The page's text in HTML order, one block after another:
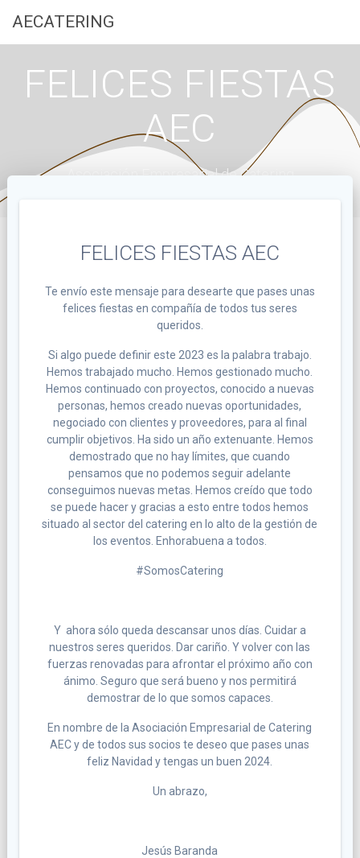
AECATERING
FELICES FIESTAS
AEC
Asociación Empresarial de Catering
FELICES FIESTAS AEC
Te envío este mensaje para desearte que pases unas
felices fiestas en compañía de todos tus seres
queridos.
Si algo puede definir este 2023 es la palabra trabajo.
Hemos trabajado mucho. Hemos gestionado mucho.
Hemos continuado con proyectos, conocido a nuevas
personas, hemos creado nuevas oportunidades,
negociado con clientes y proveedores, para al final
cumplir objetivos. Ha sido un año extenuante. Hemos
demostrado que no hay límites, que cuando
pensamos que no podemos seguir adelante
conseguimos nuevas metas. Hemos creído que todo
se puede hacer y gracias a esto entre todos hemos
situado al sector del catering en lo alto de la gestión de
los eventos. Enhorabuena a todos.
#SomosCatering
Y ahora sólo queda descansar unos días. Cuidar a
nuestros seres queridos. Dar cariño. Y volver con las
fuerzas renovadas para afrontar el próximo año con
ánimo. Seguro que será bueno y nos permitirá
demostrar de lo que somos capaces.
En nombre de la Asociación Empresarial de Catering
AEC y de todos sus socios te deseo que pases unas
feliz Navidad y tengas un buen 2024.
Un abrazo,
Jesús Baranda